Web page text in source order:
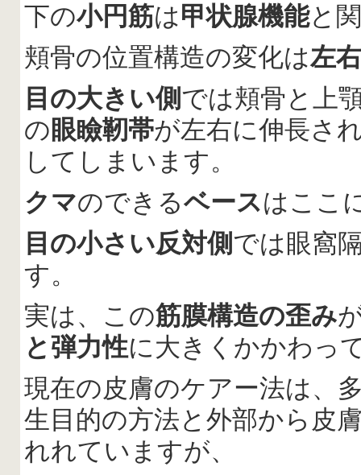
下の小円筋は甲状腺機能と
頬骨の位置構造の変化は左
目の大きい側では頬骨と上
の眼瞼靭帯が左右に伸長さ
してしまいます。
クマのできるベースはここ
目の小さい反対側では眼窩
す。
実は、この筋膜構造の歪み
と弾力性に大きくかかわっ
現在の皮膚のケアー法は、
生目的の方法と外部から皮
れれていますが、